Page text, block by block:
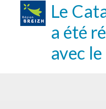
Le
a été
avec